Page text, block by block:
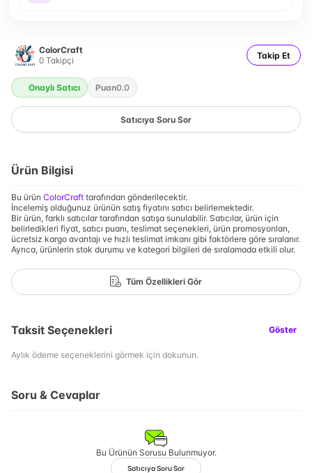
ColorCraft
0 Takipçi Takip Et
Onaylı Satıcı Puan0.0
Satıcıya Soru Sor
Ürün Bilgisi
Bu ürün ColorCraft tarafından gönderilecektir.
İncelemiş olduğunuz ürünün satış fiyatını satıcı belirlemektedir.
Bir ürün, farklı satıcılar tarafından satışa sunulabilir. Satıcılar, ürün için
belirledikleri fiyat, satıcı puanı, teslimat seçenekleri, ürün promosyonları,
ücretsiz kargo avantajı ve hızlı teslimat imkanı gibi faktörlere göre sıralanır.
Ayrıca, ürünlerin stok durumu ve kategori bilgileri de sıralamada etkili olur.
Tüm Özellikleri Gör
Taksit Seçenekleri Göster
Aylık ödeme seçeneklerini görmek için dokunun.
Soru & Cevaplar
Bu Ürünün Sorusu Bulunmuyor.
Satıcıya Soru Sor